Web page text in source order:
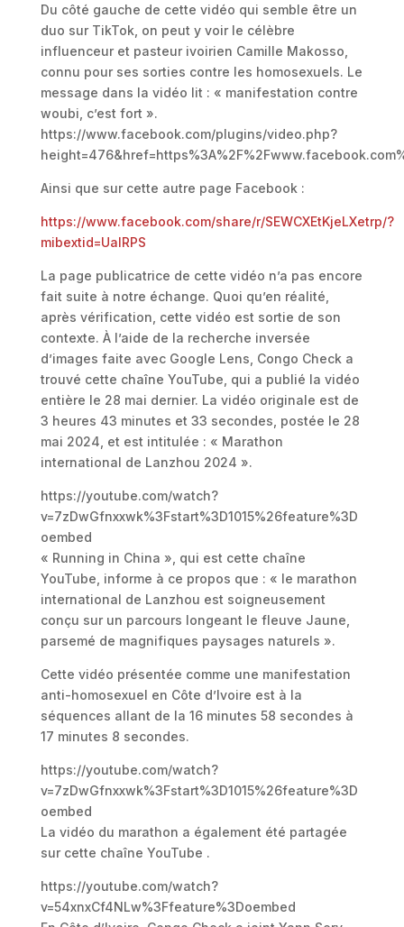
Du côté gauche de cette vidéo qui semble être un
duo sur TikTok, on peut y voir le célèbre
influenceur et pasteur ivoirien Camille Makosso,
connu pour ses sorties contre les homosexuels. Le
message dans la vidéo lit : « manifestation contre
woubi, c’est fort ».
https://www.facebook.com/plugins/video.php?
Ainsi que sur cette autre page Facebook :
https://www.facebook.com/share/r/SEWCXEtKjeLXetrp/?
mibextid=UalRPS
La page publicatrice de cette vidéo n’a pas encore
fait suite à notre échange. Quoi qu’en réalité,
après vérification, cette vidéo est sortie de son
contexte. À l’aide de la recherche inversée
d’images faite avec Google Lens, Congo Check a
trouvé cette chaîne YouTube, qui a publié la vidéo
entière le 28 mai dernier. La vidéo originale est de
3 heures 43 minutes et 33 secondes, postée le 28
mai 2024, et est intitulée : « Marathon
international de Lanzhou 2024 ».
https://youtube.com/watch?
v=7zDwGfnxxwk%3Fstart%3D1015%26feature%3D
oembed
« Running in China », qui est cette chaîne
YouTube, informe à ce propos que : « le marathon
international de Lanzhou est soigneusement
conçu sur un parcours longeant le fleuve Jaune,
parsemé de magnifiques paysages naturels ».
Cette vidéo présentée comme une manifestation
anti-homosexuel en Côte d’Ivoire est à la
séquences allant de la 16 minutes 58 secondes à
17 minutes 8 secondes.
https://youtube.com/watch?
v=7zDwGfnxxwk%3Fstart%3D1015%26feature%3D
oembed
La vidéo du marathon a également été partagée
sur cette chaîne YouTube .
https://youtube.com/watch?
v=54xnxCf4NLw%3Ffeature%3Doembed